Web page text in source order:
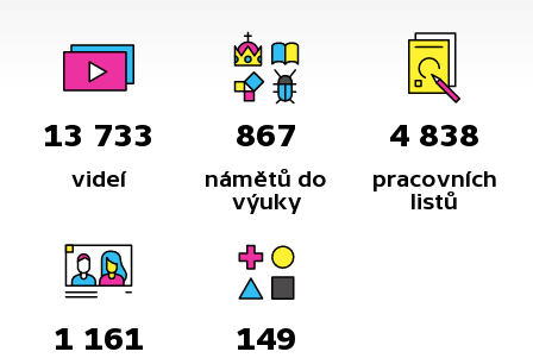
13 733
videí
867
námětů do
výuky
4 838
pracovních
listů
1 161 149